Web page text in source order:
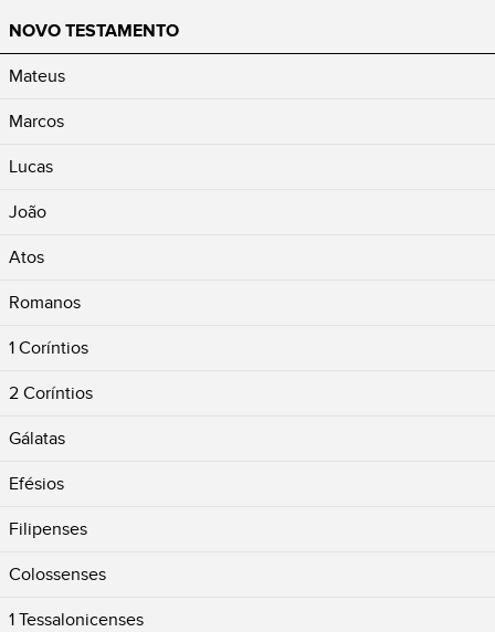
NOVO TESTAMENTO
Mateus
Marcos
Lucas
João
Atos
Romanos
1 Coríntios
2 Coríntios
Gálatas
Efésios
Filipenses
Colossenses
1 Tessalonicenses